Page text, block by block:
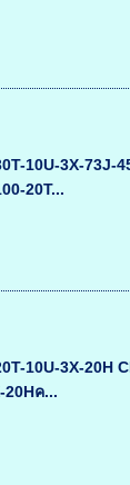
10U-3X-73J-
20T...
10U-3X-20H
20Hค...